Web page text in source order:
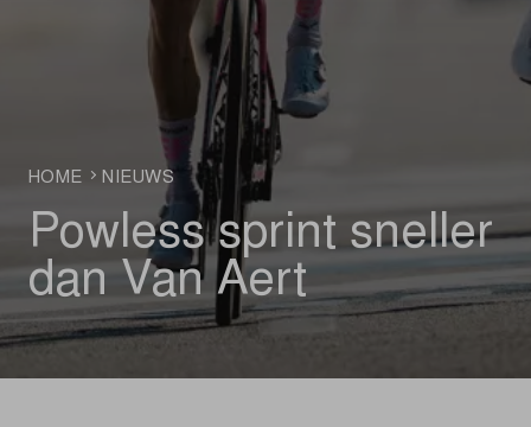
HOME NIEUWS
Powless sprint sneller
dan Van Aert